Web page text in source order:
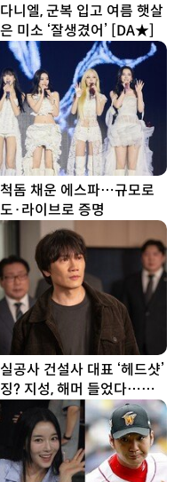
니엘, 군복 입고 여름 햇살
미소 ‘잘생겼어’ [DA★]
돔 채운 에스파…규모로
·라이브로 증명
공사 건설사 대표 ‘헤드샷’
? 지성, 해머 들었다…대
통쾌 (아파트)